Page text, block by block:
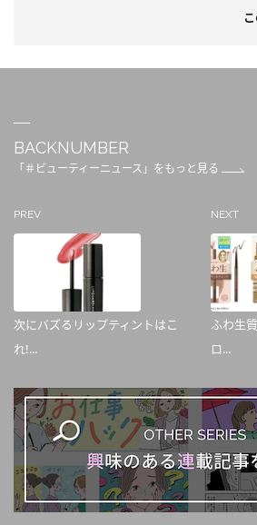
BACKNUMBER
「＃ビューティーニュース」をもっと見る
PREV
次にバズるリップティントはこ
れ!...
NEXT
ふわ生
ロ...